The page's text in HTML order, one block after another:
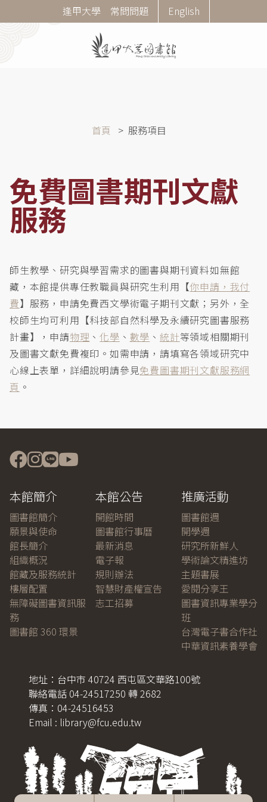
至
Corner
Menu
逢甲大學 常問問題 English
首頁 服務項目
免費圖書期刊文獻
服務
師生教學、研究與學習需求的圖書與期刊資料如無館
藏，本館提供專任教職員與研究生利用【你申請，我付
費】服務，申請免費西文學術電子期刊文獻；另外，全
校師生均可利用【科技部自然科學及永續研究圖書服務
計畫】，申請物理 、化學 、 數學 、統計等領域相關期刊
及圖書文獻免費複印。如需申請，請填寫各領域研究中
心線上表單，詳細說明請參見免費圖書期刊文獻服務網
頁 。
本館簡介
圖書館簡介
願景與使命
館長簡介
組織概況
館藏及服務統計
樓層配置
無障礙圖書資訊服
務
圖書館 360 環景
本館公告
開館時間
圖書館行事曆
最新消息
電子報
規則辦法
智慧財產權宣告
志工招募
推廣活動
圖書館週
開學週
研究所新鮮人
學術論文精進坊
主題書展
愛閱分享王
圖書資訊專業學分
班
台灣電子書合作社
中華資訊素養學會
地址：台中市 40724 西屯區文華路100號
聯絡電話 04-24517250 轉 2682
傳真：04-24516453
Email : library@fcu.edu.tw